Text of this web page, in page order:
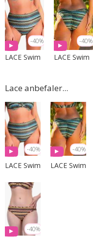
-40%
LACE Swim
-40%
LACE Swim
Lace anbefaler...
-40%
LACE Swim
-40%
LACE Swim
-40%